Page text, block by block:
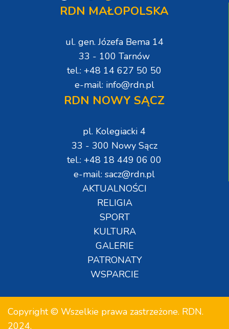
RDN MAŁOPOLSKA
ul. gen. Józefa Bema 14
33 - 100 Tarnów
tel.: +48 14 627 50 50
e-mail: info@rdn.pl
RDN NOWY SĄCZ
pl. Kolegiacki 4
33 - 300 Nowy Sącz
tel.: +48 18 449 06 00
e-mail: sacz@rdn.pl
AKTUALNOŚCI
RELIGIA
SPORT
KULTURA
GALERIE
PATRONATY
WSPARCIE
Copyright © Wszelkie prawa zastrzeżone. RDN.
2024.